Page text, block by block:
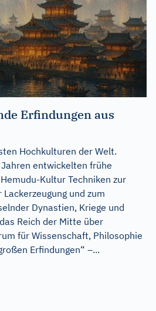
Erfindungen aus
Hochkulturen der Welt.
entwickelten frühe
Kultur Techniken zur
und zum
Dynastien, Kriege und
Reich der Mitte über
für Wissenschaft, Philosophie
Erfindungen“ –...